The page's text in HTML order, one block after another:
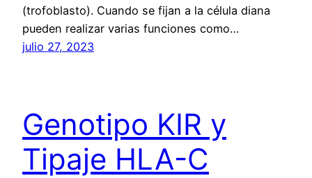
(trofoblasto). Cuando se fijan a la célula diana
pueden realizar varias funciones como…
julio 27, 2023
Genotipo KIR y
Tipaje HLA-C